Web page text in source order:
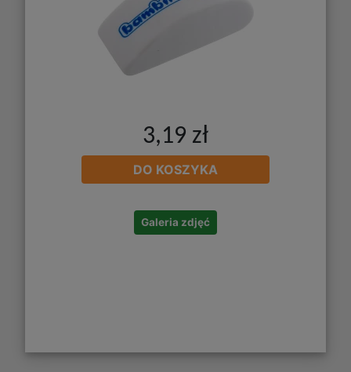
3,19 zł
DO KOSZYKA
Galeria zdjęć